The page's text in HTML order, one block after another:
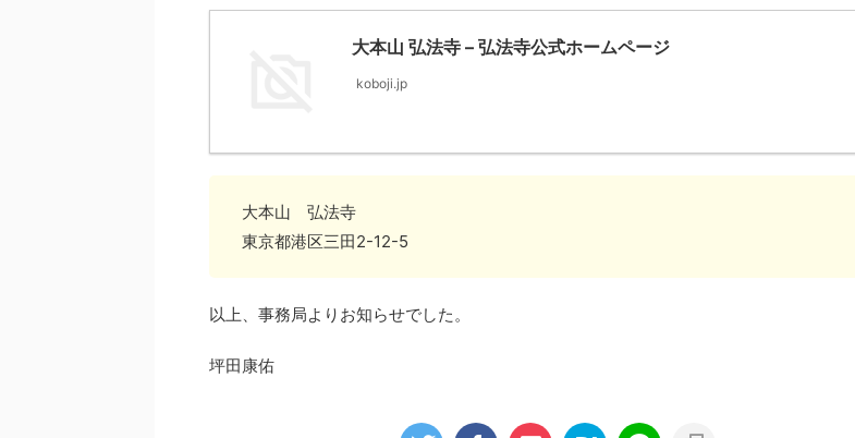
大本山 弘法寺 – 弘法寺公式ホームページ
koboji.jp
大本山 弘法寺
東京都港区三田2-12-5
以上、事務局よりお知らせでした。
坪田康佑